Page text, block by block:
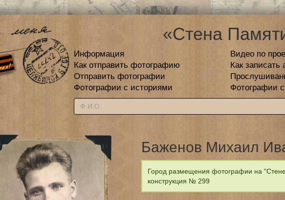
«Стена
Информация
Видео по
Как отправить фотографию
Как записать
Отправить фотографии
Фотографии с историями
Фотографии
Баженов Михаил
Город размещения фотографии на
конструкция № 299